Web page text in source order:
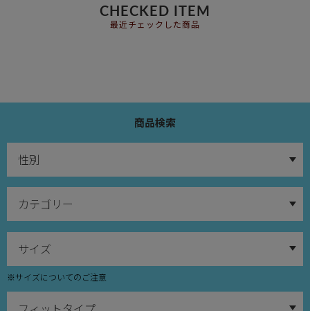
CHECKED ITEM
最近チェックした商品
商品検索
※サイズについてのご注意